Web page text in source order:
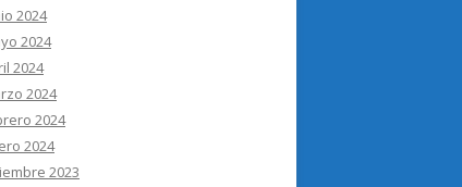
2024
2024
2024
2024
2024
2024
2023